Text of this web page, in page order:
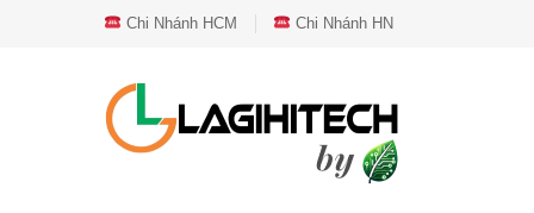
Chi Nhánh HCM Chi Nhánh HN